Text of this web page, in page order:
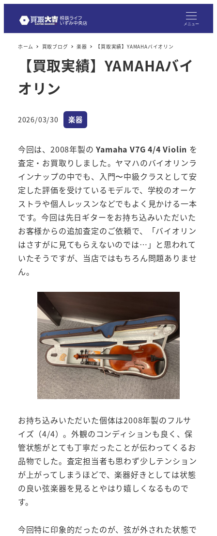
メニュー
ホーム 買取ブログ 楽器 【買取実績】YAMAHAバイオリン
【買取実績】YAMAHAバイ
オリン
投稿日
2026/03/30 カテゴリー
楽器
今回は、2008年製のYamaha V7G 4/4 Violin を
査定・お買取りしました。ヤマハのバイオリンラ
インナップの中でも、入門〜中級クラスとして安
定した評価を受けているモデルで、学校のオーケ
ストラや個人レッスンなどでもよく見かける一本
です。今回は先日ギターをお持ち込みいただいた
お客様からの追加査定のご依頼で、「バイオリン
はさすがに見てもらえないのでは…」と思われて
いたそうですが、当店ではもちろん問題ありませ
ん。
お持ち込みいただいた個体は2008年製のフルサ
イズ（4/4）。外観のコンディションも良く、保
管状態がとても丁寧だったことが伝わってくるお
品物でした。査定担当者も思わず少しテンション
が上がってしまうほどで、楽器好きとしては状態
の良い弦楽器を見るとやはり嬉しくなるもので
す。
今回特に印象的だったのが、弦が外された状態で